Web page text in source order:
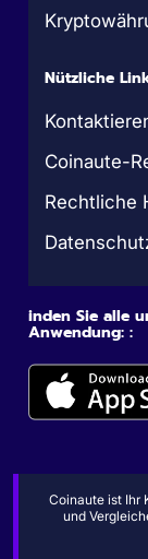
Nützliche
Coinaute-
Rechtliche
inden Sie alle
Anwendung: :
Coinaute ist Ihr
und